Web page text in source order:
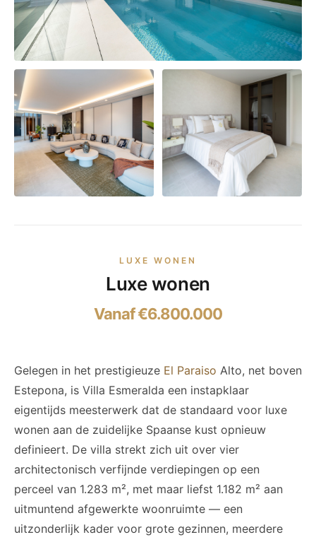
LUXE WONEN
Luxe wonen
Vanaf €6.800.000
Gelegen in het prestigieuze El Paraiso Alto, net boven
Estepona, is Villa Esmeralda een instapklaar
eigentijds meesterwerk dat de standaard voor luxe
wonen aan de zuidelijke Spaanse kust opnieuw
definieert. De villa strekt zich uit over vier
architectonisch verfijnde verdiepingen op een
perceel van 1.283 m², met maar liefst 1.182 m² aan
uitmuntend afgewerkte woonruimte — een
uitzonderlijk kader voor grote gezinnen, meerdere